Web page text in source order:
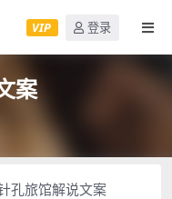
VIP 登录
案
孔旅馆解说文案